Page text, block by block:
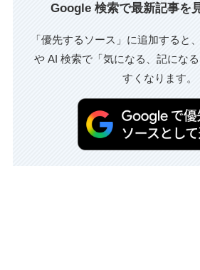
Google 検索で最新記事を
「優先するソース」に追加すると
や AI 検索で「気になる、記にな
すくなります。